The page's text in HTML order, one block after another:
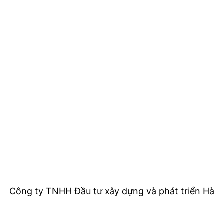
Công ty TNHH Đầu tư xây dựng và phát triển Hà